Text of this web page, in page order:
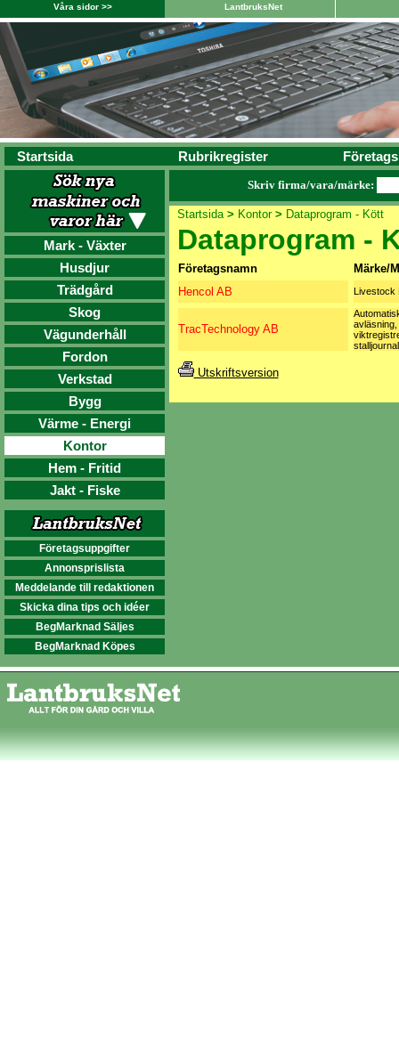
Våra sidor >> LantbruksNet
Startsida Rubrikregister
Mark - Växter
Husdjur
Trädgård
Skog
Vägunderhåll
Fordon
Verkstad
Bygg
Värme - Energi
Kontor
Hem - Fritid
Jakt - Fiske
Företagsuppgifter
Annonsprislista
Meddelande till redaktionen
Skicka dina tips och idéer
BegMarknad Säljes
BegMarknad Köpes
Skriv firma/vara/märke:
Startsida> Kontor> Dataprogram - Kött
Dataprogram -
Företagsnamn
Märke/
Hencol AB
Livestock
TracTechnology AB
avläsning,
stalljournal
Utskriftsversion